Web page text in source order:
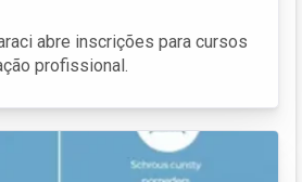
abre inscrições para cursos
profissional.